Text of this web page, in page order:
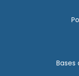
Bases